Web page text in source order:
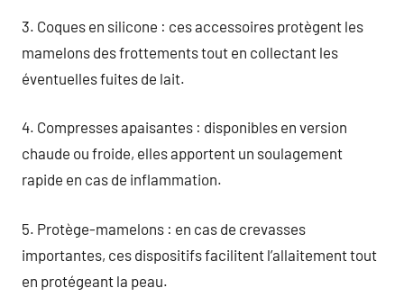
3. Coques en silicone : ces accessoires protègent les
mamelons des frottements tout en collectant les
éventuelles fuites de lait.
4. Compresses apaisantes : disponibles en version
chaude ou froide, elles apportent un soulagement
rapide en cas de inflammation.
5. Protège-mamelons : en cas de crevasses
importantes, ces dispositifs facilitent l’allaitement tout
en protégeant la peau.